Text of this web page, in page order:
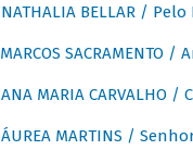
NATHALIA BELLAR /
MARCOS SACRAMENTO /
ANA MARIA CARVALHO /
ÁUREA MARTINS /